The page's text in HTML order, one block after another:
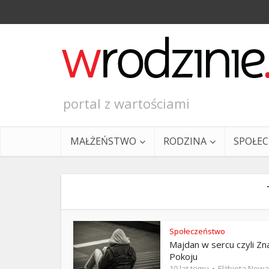
portal z wartościami
MAŁŻEŃSTWO RODZINA
Społeczeństwo
Majdan w sercu czyli
Pokoju